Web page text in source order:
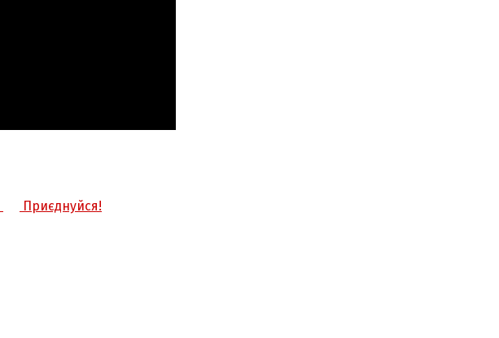
Приєднуйся!